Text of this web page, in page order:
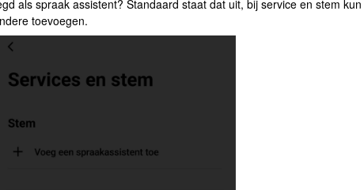
als spraak assistent? Standaard staat dat uit, bij service en stem kun
toevoegen.